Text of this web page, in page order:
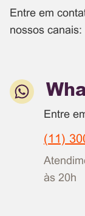
Entre em
nossos canais:
Entre
(11)
às 20h